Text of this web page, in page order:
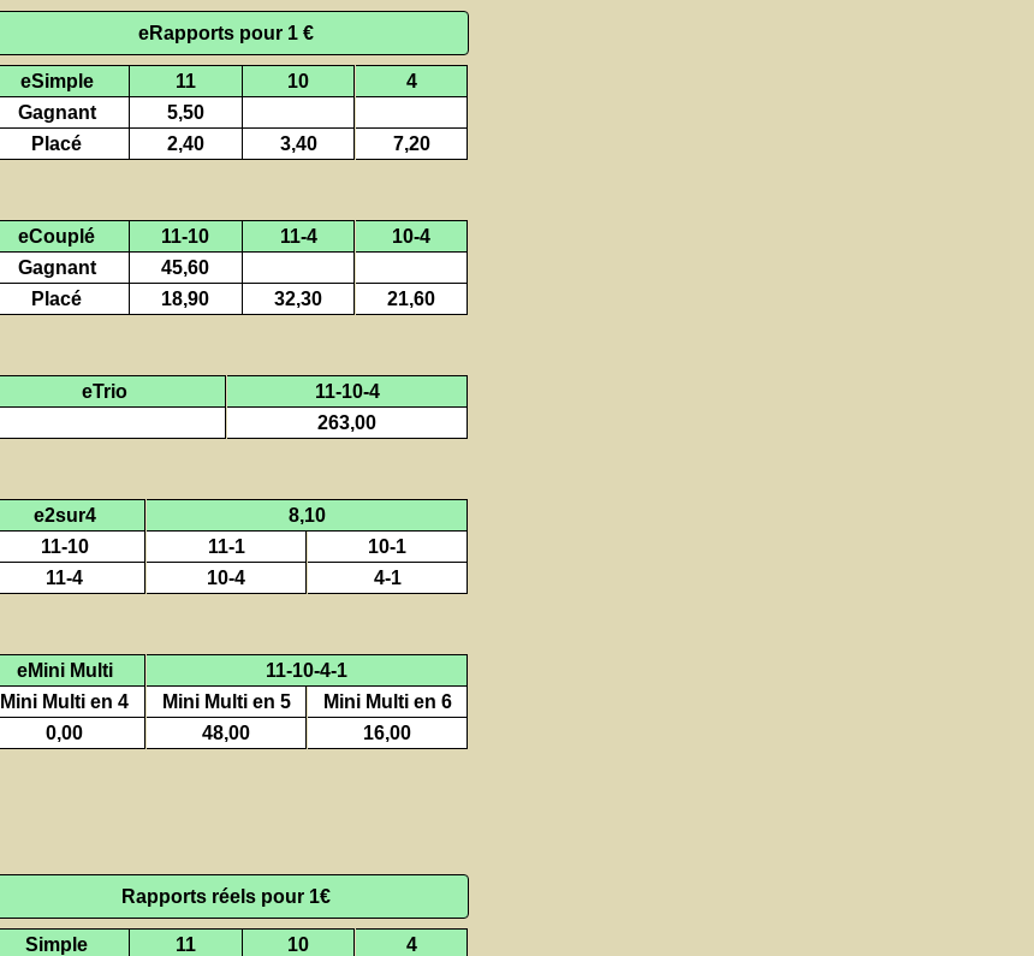
eRapports pour 1 €
eSimple 11 10
4
Gagnant
5,50
Placé
2,40 3,40 7,20
eCouplé 11-10 11-4
10-4
Gagnant
45,60
Placé
18,90 32,30 21,60
eTrio
11-10-4
263,00
e2sur4
8,10
11-10
11-1
10-1
11-4
10-4 4-1
eMini Multi
11-10-4-1
Mini Multi en 4
Mini Multi en 5
Mini Multi en 6
0,00
48,00 16,00
Rapports réels pour 1€
Simple 11 10
4